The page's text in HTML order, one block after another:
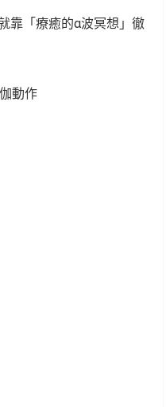
靠「療癒的α波冥想」徹
動作